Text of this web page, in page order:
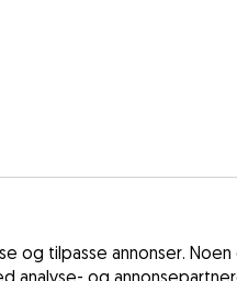
tilpasse annonser. Noen
og